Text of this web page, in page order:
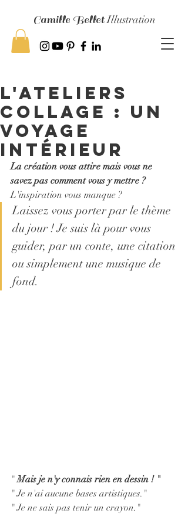
Camille BelletIllustration
l'Ateliers
collage : un
voyage
intérieur
La création vous attire mais vous ne
savez pas comment vous y mettre ?
L'inspiration vous manque ?
Laissez vous porter par le thème
du jour ! Je suis là pour vous
guider, par un conte, une citation
ou simplement une musique de
fond.
" Mais je n'y connais rien en dessin ! "
" Je n'ai aucune bases artistiques."
" Je ne sais pas tenir un crayon."